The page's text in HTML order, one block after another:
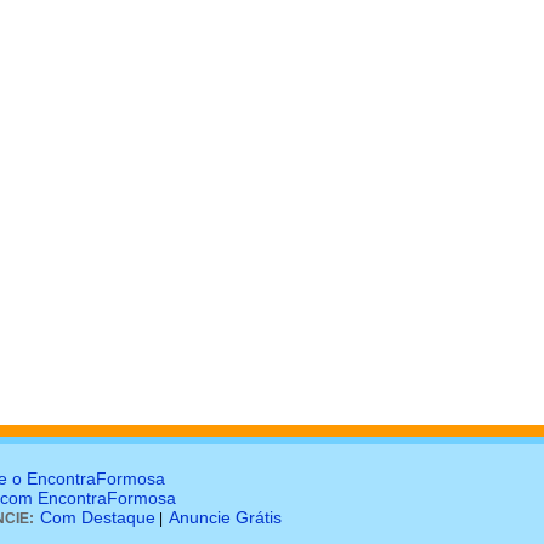
o EncontraFormosa
EncontraFormosa
Com Destaque Anuncie Grátis